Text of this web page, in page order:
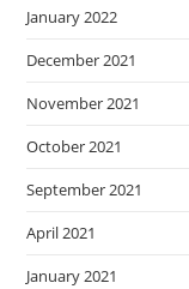
January 2022
December 2021
November 2021
October 2021
September 2021
April 2021
January 2021